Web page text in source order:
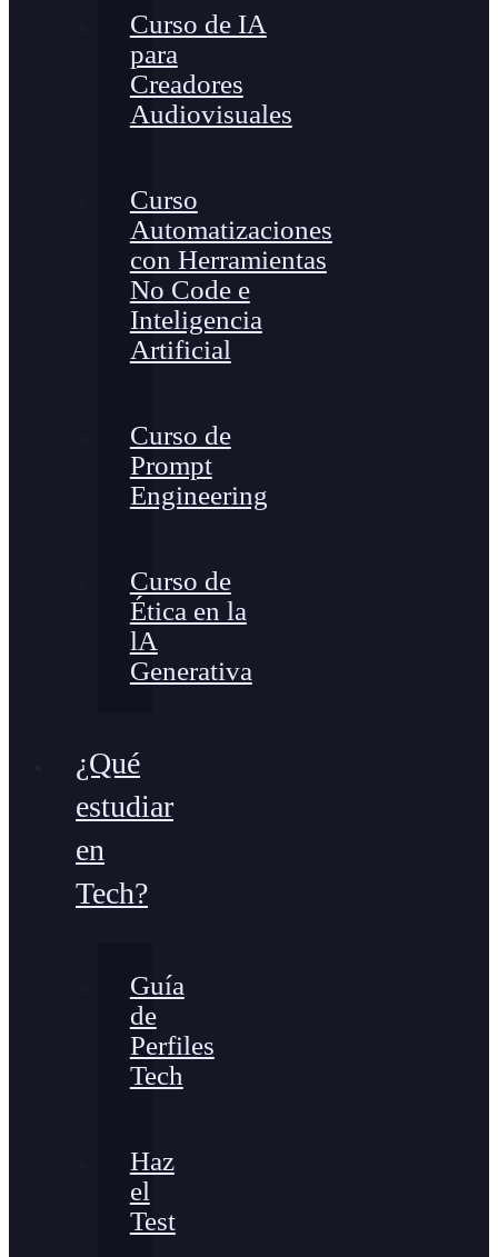
Curso de IA
para
Creadores
Audiovisuales
Curso
Automatizaciones
con Herramientas
No Code e
Inteligencia
Artificial
Curso de
Prompt
Engineering
Curso de
Ética en la
lA
Generativa
¿Qué
estudiar
en
Tech?
Guía
de
Perfiles
Tech
Haz
el
Test